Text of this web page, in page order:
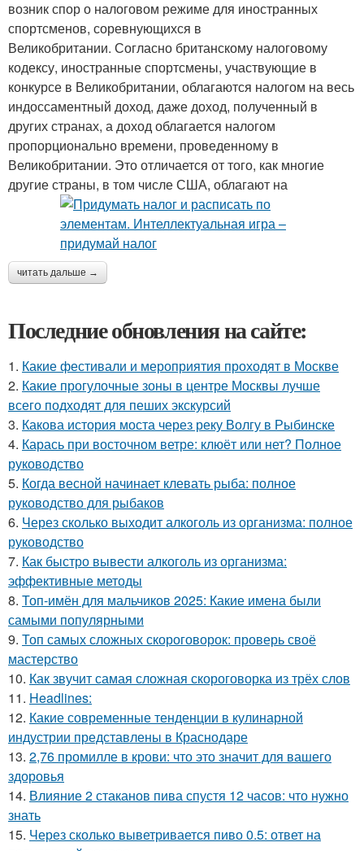
возник спор о налоговом режиме для иностранных
спортсменов, соревнующихся в
Великобритании. Согласно британскому налоговому
кодексу, иностранные спортсмены, участвующие в
конкурсе в Великобритании, облагаются налогом на весь
индоссаментный доход, даже доход, полученный в
других странах, а доход облагается налогом
пропорционально времени, проведенному в
Великобритании. Это отличается от того, как многие
другие страны, в том числе США, облагают на
читать дальше →
Последние обновления на сайте:
1. Какие фестивали и мероприятия проходят в Москве
2. Какие прогулочные зоны в центре Москвы лучше
всего подходят для пеших экскурсий
3. Какова история моста через реку Волгу в Рыбинске
4. Карась при восточном ветре: клюёт или нет? Полное
руководство
5. Когда весной начинает клевать рыба: полное
руководство для рыбаков
6. Через сколько выходит алкоголь из организма: полное
руководство
7. Как быстро вывести алкоголь из организма:
эффективные методы
8. Топ-имён для мальчиков 2025: Какие имена были
самыми популярными
9. Топ самых сложных скороговорок: проверь своё
мастерство
10. Как звучит самая сложная скороговорка из трёх слов
11. Headlines:
12. Какие современные тенденции в кулинарной
индустрии представлены в Краснодаре
13. 2,76 промилле в крови: что это значит для вашего
здоровья
14. Влияние 2 стаканов пива спустя 12 часов: что нужно
знать
15. Через сколько выветривается пиво 0.5: ответ на